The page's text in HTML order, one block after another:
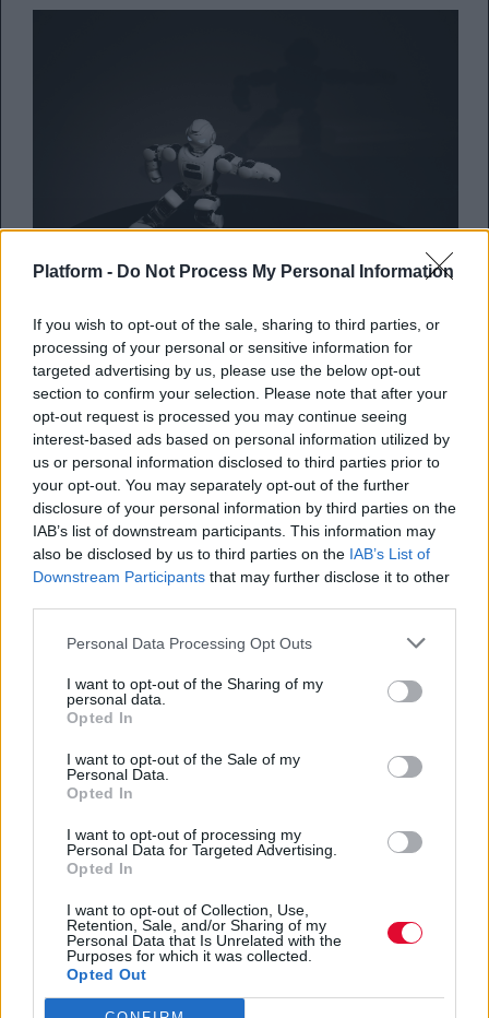
Platform - Do Not Process My Personal Information
If you wish to opt-out of the sale, sharing to third parties, or
processing of your personal or sensitive information for
targeted advertising by us, please use the below opt-out
section to confirm your selection. Please note that after your
opt-out request is processed you may continue seeing
interest-based ads based on personal information utilized by
us or personal information disclosed to third parties prior to
your opt-out. You may separately opt-out of the further
disclosure of your personal information by third parties on the
IAB’s list of downstream participants. This information may
also be disclosed by us to third parties on the IAB’s List of
Downstream Participants that may further disclose it to other
Personal Data Processing Opt Outs
I want to opt-out of the Sharing of my
personal data.
Opted In
I want to opt-out of the Sale of my
Personal Data.
Opted In
I want to opt-out of processing my
Personal Data for Targeted Advertising.
Opted In
I want to opt-out of Collection, Use,
Retention, Sale, and/or Sharing of my
Personal Data that Is Unrelated with the
Purposes for which it was collected.
Opted Out
Κι όμως ακόμα και τα μοντέλα
τεχνητής νοημοσύνης παθαίνουν
«brain rot»
Όταν τα μεγάλα γλωσσικά μοντέλα της AI
τρέφονται με χαμηλής ποιότητας, «viral»
περιεχόμενο από τα κο...
Λίνα Γριβογιάννη
Τρικ μπορούν να κάνουν την
Τεχνητή Νοημοσύνη να “σπάσει”
τους κανόνες
Αδημοσίευτο
Τα μεγάλα γλωσσικά μοντέλα υπόσχονταν
ατσάλινα όρια και αδιάρρηκτους φραγμούς,
όμως νέα δεδομένα δεί...